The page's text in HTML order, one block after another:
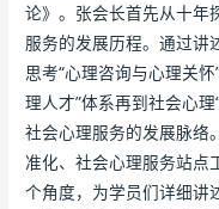
论》。张会长首先从十年
服务的发展历程。通过讲
思考“心理咨询与心理关
理人才”体系再到社会心
社会心理服务的发展脉络
准化、社会心理服务站点
个角度，为学员们详细讲